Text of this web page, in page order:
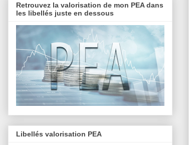
Retrouvez la valorisation de mon PEA dans
les libellés juste en dessous
Libellés valorisation PEA